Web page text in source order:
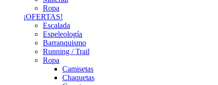
Ropa
¡OFERTAS!
Escalada
Espeleología
Barranquismo
Running / Trail
Ropa
Camisetas
Chaquetas